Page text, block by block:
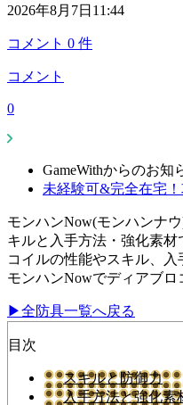
2026年8月7日11:44
コメント 0 件
コメント
0
GameWithからのお知
未経験可&完全在宅
モンハンNow(モンハンナ
キルと入手方法・強化素
コイルの性能やスキル、入
モンハンNowでディアブロ
▶全防具一覧へ戻る
目次
スキルと防御力
入手方法と強化素